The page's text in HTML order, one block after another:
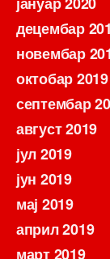
децембар
новембар
октобар 2019
септембар
август 2019
јул 2019
јун 2019
мај 2019
април 2019
март 2019